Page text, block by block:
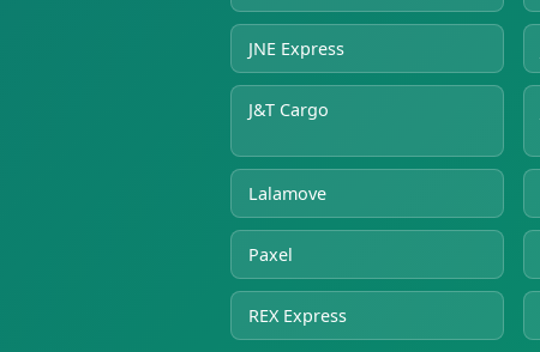
JNE Express
J&T Cargo
Lalamove
Paxel
REX Express